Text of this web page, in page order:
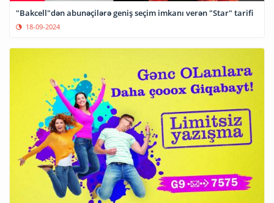
"Bakcell"dən abunəçilərə geniş seçim imkanı verən "Star" tarifi
18-09-2024